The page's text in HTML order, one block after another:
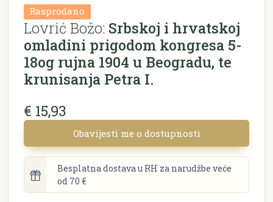
Rasprodano
Lovrić Božo: Srbskoj i hrvatskoj
omladini prigodom kongresa 5-
18og rujna 1904 u Beogradu, te
krunisanja Petra I.
€ 15,93
Obavijesti me o dostupnosti
Besplatna dostava u RH za narudžbe veće
od 70 €